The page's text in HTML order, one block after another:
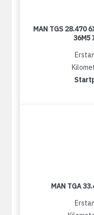
MAN TGS 28.470
36M5
MAN TGA